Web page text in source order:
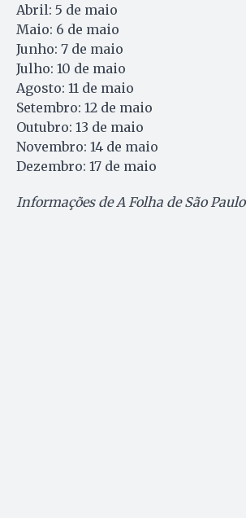
Abril: 5 de maio
Maio: 6 de maio
Junho: 7 de maio
Julho: 10 de maio
Agosto: 11 de maio
Setembro: 12 de maio
Outubro: 13 de maio
Novembro: 14 de maio
Dezembro: 17 de maio
Informações de A Folha de São Paulo